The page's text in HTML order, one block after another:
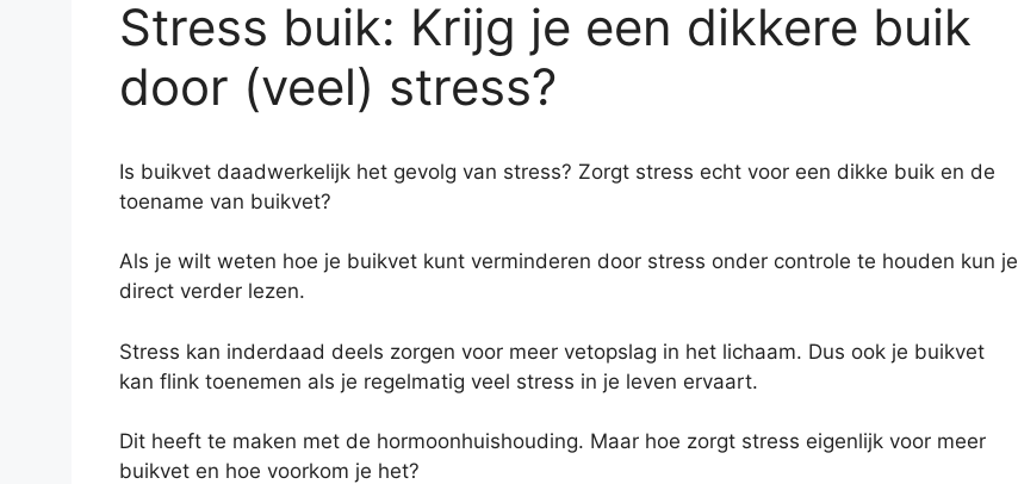
Stress buik: Krijg je een dikkere buik
door (veel) stress?
Is buikvet daadwerkelijk het gevolg van stress? Zorgt stress echt voor een dikke buik en de
toename van buikvet?
Als je wilt weten hoe je buikvet kunt verminderen door stress onder controle te houden kun je
direct verder lezen.
Stress kan inderdaad deels zorgen voor meer vetopslag in het lichaam. Dus ook je buikvet
kan flink toenemen als je regelmatig veel stress in je leven ervaart.
Dit heeft te maken met de hormoonhuishouding. Maar hoe zorgt stress eigenlijk voor meer
buikvet en hoe voorkom je het?